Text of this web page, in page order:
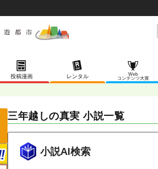
投稿漫画 レンタル
Web
コンテンツ大賞
三年越しの真実 小説一覧
小説AI検索